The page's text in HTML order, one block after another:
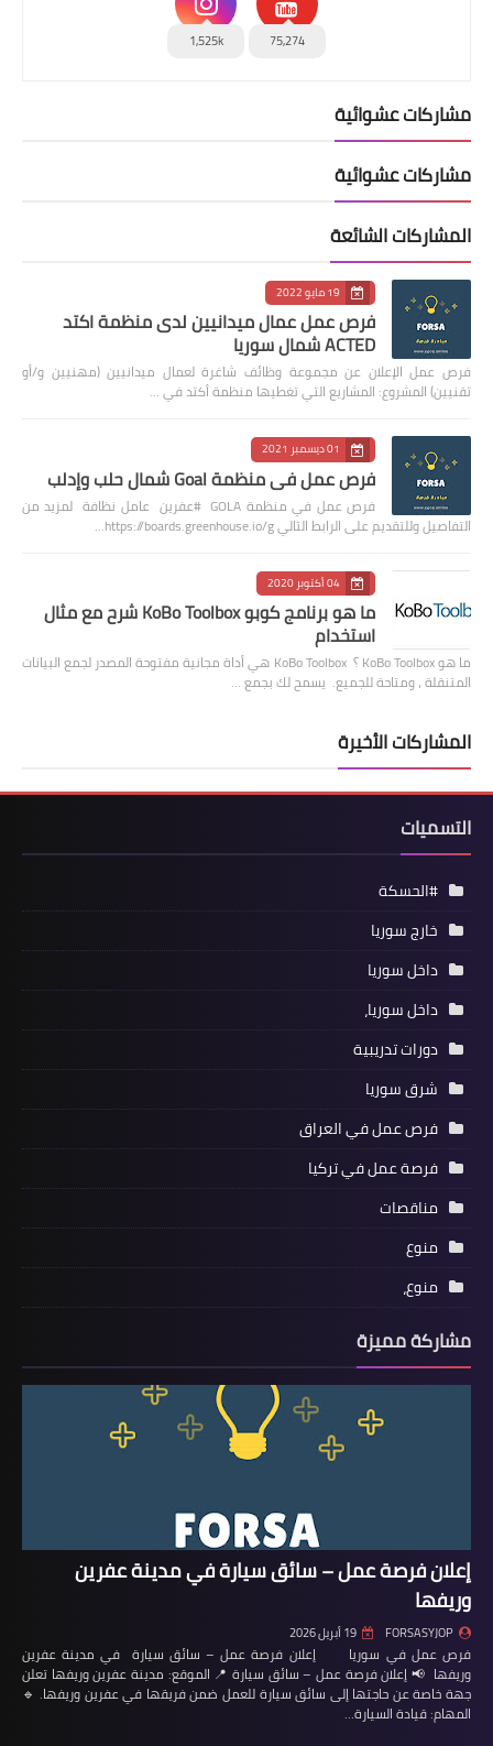
75,274
1,525k
مشاركات عشوائية
مشاركات عشوائية
المشاركات الشائعة
19 مايو 2022
فرص عمل عمال ميدانيين لدى منظمة اكتد
ACTED شمال سوريا
فرص عمل الإعلان عن مجموعة وظائف شاغرة لعمال ميدانيين (مهنيين و/أو
تقنيين) المشروع: المشاريع التي تغطيها منظمة أكتد في …
01 ديسمبر 2021
فرص عمل في منظمة Goal شمال حلب وإدلب
فرص عمل في منظمة GOLA #عفرين عامل نظافة لمزيد من
التفاصيل وللتقديم على الرابط التالي https://boards.greenhouse.io/g…
04 أكتوبر 2020
ما هو برنامج كوبو KoBo Toolbox شرح مع مثال
استخدام
ما هو KoBo Toolbox ؟ KoBo Toolbox هي أداة مجانية مفتوحة المصدر لجمع البيانات
المتنقلة ، ومتاحة للجميع. يسمح لك بجمع …
المشاركات الأخيرة
التسميات
#الحسكة
خارج سوريا
داخل سوريا
داخل سوريا،
دورات تدريبية
شرق سوريا
فرص عمل في العراق
فرصة عمل في تركيا
مناقصات
منوع
منوع،
مشاركة مميزة
إعلان فرصة عمل – سائق سيارة في مدينة عفرين
وريفها
FORSASYJOP 19 أبريل 2026
فرص عمل في سوريا إعلان فرصة عمل – سائق سيارة في مدينة عفرين
وريفها 📢 إعلان فرصة عمل – سائق سيارة 📍 الموقع: مدينة عفرين وريفها تعلن
جهة خاصة عن حاجتها إلى سائق سيارة للعمل ضمن فريقها في عفرين وريفها. 🔹
المهام: قيادة السيارة…